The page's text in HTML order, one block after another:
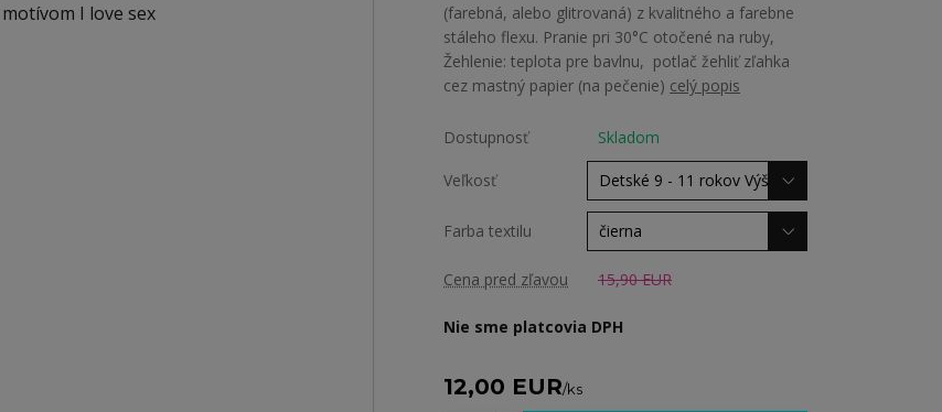
(farebná, alebo glitrovaná) z kvalitného a farebne
stáleho flexu. Pranie pri 30°C otočené na ruby,
Žehlenie: teplota pre bavlnu, potlač žehliť zľahka
cez mastný papier (na pečenie) celý popis
Dostupnosť Skladom
Veľkosť
Farba textilu
Cena pred zľavou 15,90 EUR
Nie sme platcovia DPH
12,00 EUR/ks